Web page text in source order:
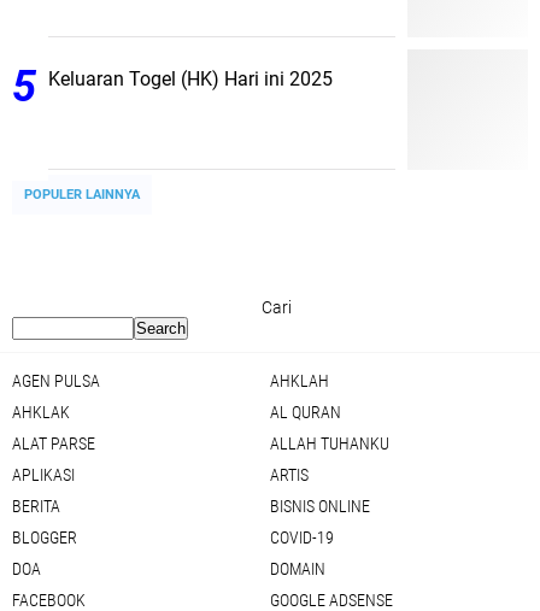
Keluaran Togel (HK) Hari ini 2025
POPULER LAINNYA
Cari
AGEN PULSA
AHKLAH
AHKLAK
AL QURAN
ALAT PARSE
ALLAH TUHANKU
APLIKASI
ARTIS
BERITA
BISNIS ONLINE
BLOGGER
COVID-19
DOA
DOMAIN
FACEBOOK
GOOGLE ADSENSE